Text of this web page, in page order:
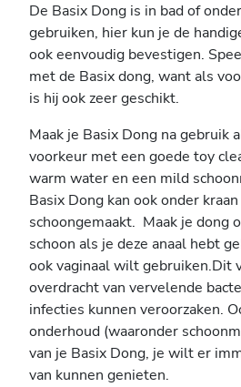
De Basix Dong is in bad of
gebruiken, hier kun je de
ook eenvoudig bevestigen.
met de Basix dong, want als
is hij ook zeer geschikt.
Maak je Basix Dong na gebruik
voorkeur met een goede toy
warm water en een mild
Basix Dong kan ook onder
schoongemaakt. Maak je dong
schoon als je deze anaal hebt
ook vaginaal wilt gebruiken.Dit
overdracht van vervelende
infecties kunnen veroorzaken.
onderhoud (waaronder
van je Basix Dong, je wilt er
van kunnen genieten.